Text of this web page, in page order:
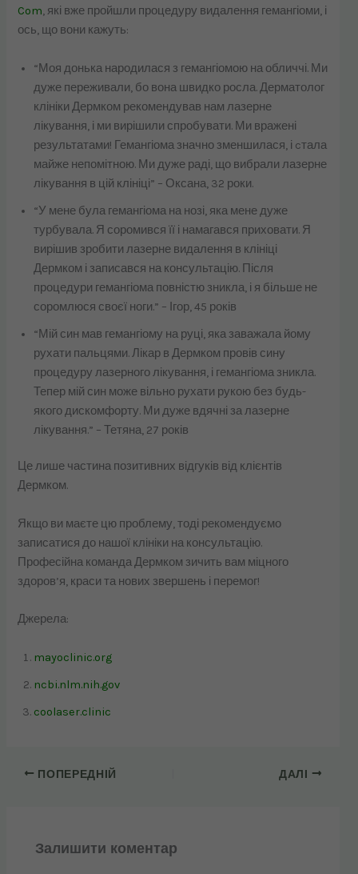
Com, які вже пройшли процедуру видалення гемангіоми, і
ось, що вони кажуть:
“Моя донька народилася з гемангіомою на обличчі. Ми
дуже переживали, бо вона швидко росла. Дерматолог
клініки Дермком рекомендував нам лазерне
лікування, і ми вирішили спробувати. Ми вражені
результатами! Гемангіома значно зменшилася, і cтала
майже непомітною. Ми дуже раді, що вибрали лазерне
лікування в цій клініці” – Оксана, 32 роки.
“У мене була гемангіома на нозі, яка мене дуже
турбувала. Я соромився її і намагався приховати. Я
вирішив зробити лазерне видалення в клініці
Дермком і записався на консультацію. Після
процедури гемангіома повністю зникла, і я більше не
соромлюся своєї ноги.” – Ігор, 45 років
“Мій син мав гемангіому на руці, яка заважала йому
рухати пальцями. Лікар в Дермком провів сину
процедуру лазерного лікування, і гемангіома зникла.
Тепер мій син може вільно рухати рукою без будь-
якого дискомфорту. Ми дуже вдячні за лазерне
лікування.” – Тетяна, 27 років
Це лише частина позитивних відгуків від клієнтів
Дермком.
Якщо ви маєте цю проблему, тоді рекомендуємо
записатися до нашої клініки на консультацію.
Професійна команда Дермком зичить вам міцного
здоров’я, краси та нових звершень і перемог!
Джерела:
mayoclinic.org
ncbi.nlm.nih.gov
coolaser.clinic
ПОПЕРЕДНІЙ ДАЛІ
Залишити коментар